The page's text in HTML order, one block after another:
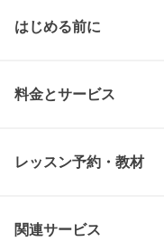
はじめる前に
料金とサービス
レッスン予約・教材
関連サービス